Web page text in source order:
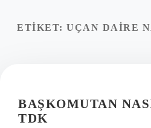
Yasal Uyarı
ETIKET: UÇAN DAIRE
BAŞKOMUTAN
TDK